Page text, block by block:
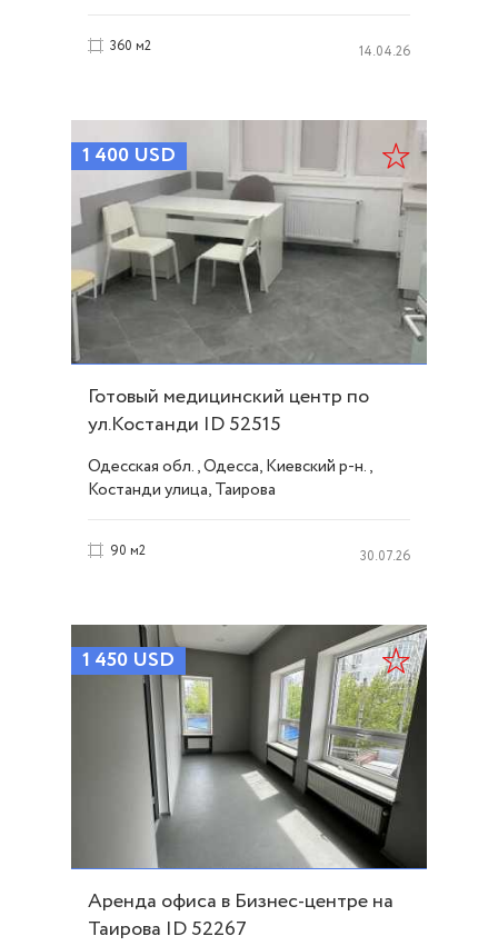
360 м2 14.04.26
1 400 USD
Готовый медицинский центр по
ул.Костанди ID 52515
Одесская обл., Одесса, Киевский р-н.,
Костанди улица, Таирова
90 м2 30.07.26
1 450 USD
Аренда офиса в Бизнес-центре на
Таирова ID 52267